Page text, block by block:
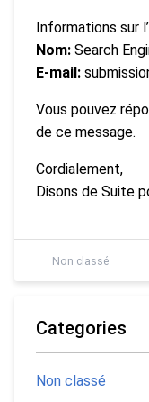
Informations sur
Nom: Search
E-mail:
Vous pouvez
de ce message.
Cordialement,
Disons de Suite
Non classé
Categories
Non classé